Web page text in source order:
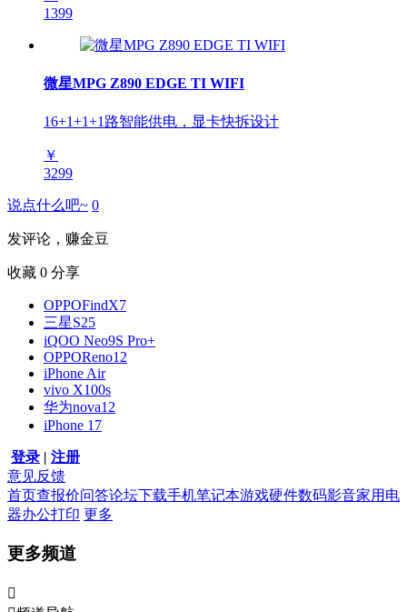
1399
微星MPG Z890 EDGE TI WIFI
16+1+1+1路智能供电，显卡快拆设计
￥
3299
说点什么吧~ 0
发评论，赚金豆
收藏 0 分享
OPPOFindX7
三星S25
iQOO Neo9S Pro+
OPPOReno12
iPhone Air
vivo X100s
华为nova12
iPhone 17
登录
注册
意见反馈
首页查报价问答论坛 下载手机笔记本游戏硬件数码影音家用电
器办公打印 更多
更多频道
